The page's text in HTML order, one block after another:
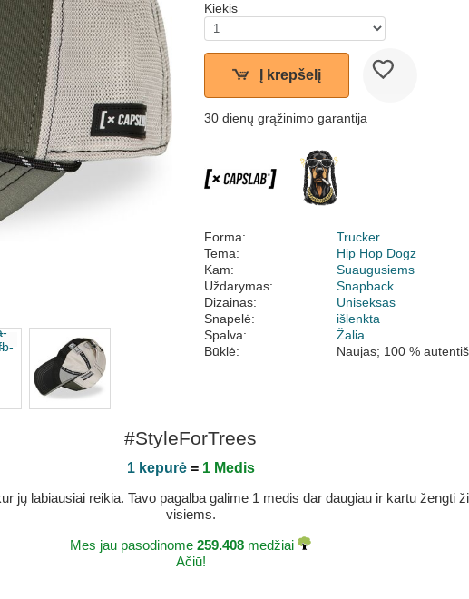
Kiekis
Į krepšelį
30 dienų grąžinimo garantija
Forma:
Trucker
Tema:
Hip Hop Dogz
Kam:
Suaugusiems
Uždarymas:
Snapback
Dizainas:
Uniseksas
Snapelė:
išlenkta
Spalva:
Žalia
Būklė:
Naujas; 100 %
#StyleForTrees
1 kepurė= 1 Medis
jų labiausiai reikia. Tavo pagalba galime 1 medis dar daugiau ir kartu žengti
visiems.
Mes jau pasodinome 259.408 medžiai
Ačiū!